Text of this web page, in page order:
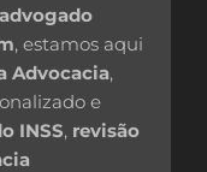
advogado
, estamos aqui
Advocacia,
e
INSS, revisão